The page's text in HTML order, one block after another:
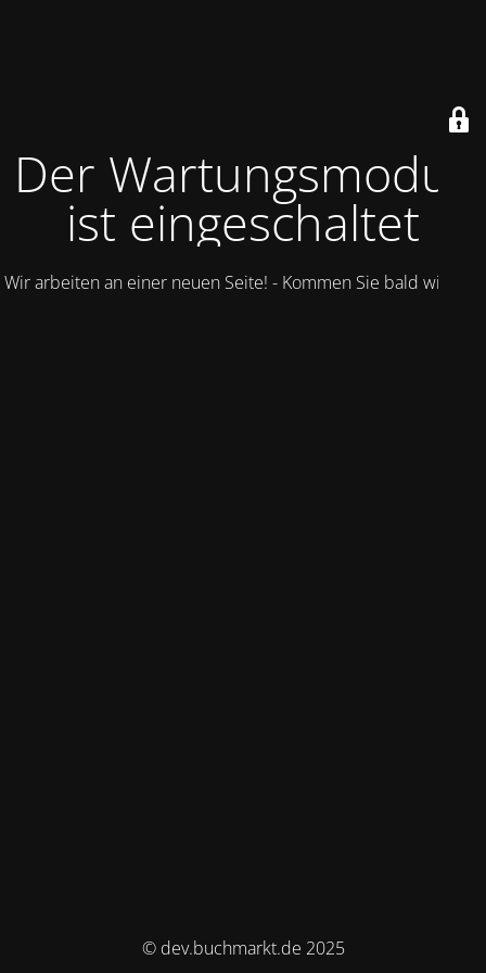
Der Wartungsmodus
ist eingeschaltet
Wir arbeiten an einer neuen Seite! - Kommen Sie bald wieder.
© dev.buchmarkt.de 2025